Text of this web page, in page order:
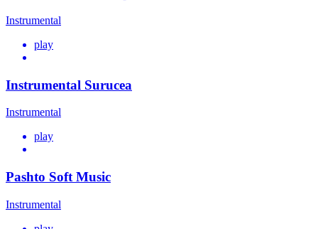
Instrumental
play
Instrumental Surucea
Instrumental
play
Pashto Soft Music
Instrumental